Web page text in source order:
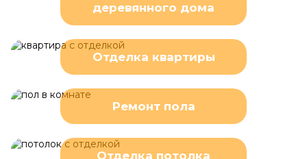
деревянного дома
Отделка квартиры
Ремонт пола
Отделка потолка